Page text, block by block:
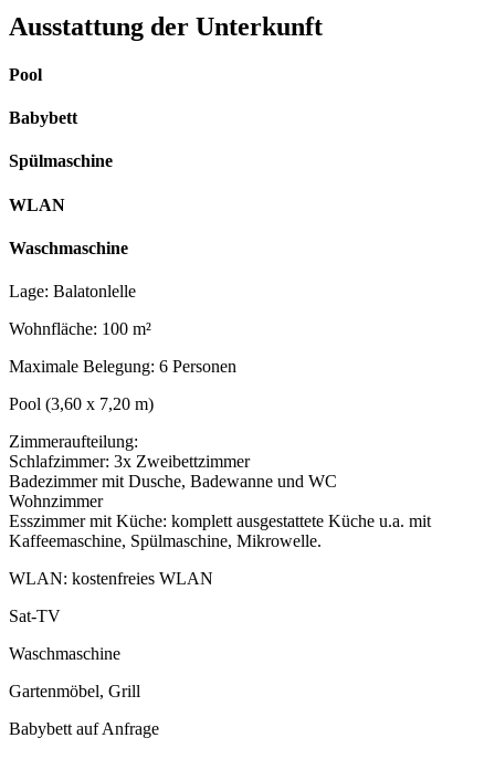
Ausstattung der Unterkunft
Pool
Babybett
Spülmaschine
WLAN
Waschmaschine
Lage: Balatonlelle
Wohnfläche: 100 m²
Maximale Belegung: 6 Personen
Pool (3,60 x 7,20 m)
Zimmeraufteilung:
Schlafzimmer: 3x Zweibettzimmer
Badezimmer mit Dusche, Badewanne und WC
Wohnzimmer
Esszimmer mit Küche: komplett ausgestattete Küche u.a. mit
Kaffeemaschine, Spülmaschine, Mikrowelle.
WLAN: kostenfreies WLAN
Sat-TV
Waschmaschine
Gartenmöbel, Grill
Babybett auf Anfrage